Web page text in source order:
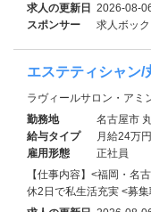
求人の更新日 2026-08-
スポンサー
求人ボック
エステティシャン/
ラヴィールサロン・アミ
勤務地
名古屋市
給与タイプ
月給24万
雇用形態
正社員
【仕事内容】<福岡・名
休2日で私生活充実 <募